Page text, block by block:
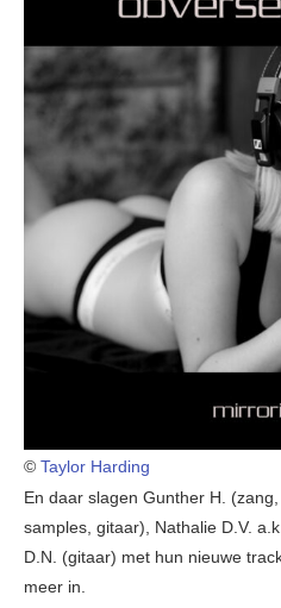
© Taylor Harding
En daar slagen Gunther H.
samples, gitaar), Nathalie D.V.
D.N. (gitaar) met hun nieuwe
meer in.